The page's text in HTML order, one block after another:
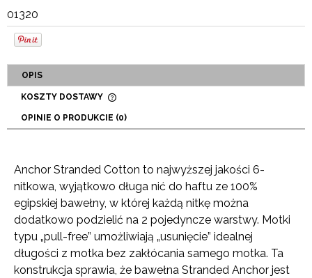
01320
OPIS
KOSZTY DOSTAWY
PŁATNOŚCI
OPINIE O PRODUKCIE (0)
Anchor Stranded Cotton to najwyższej jakości 6-
nitkowa, wyjątkowo długa nić do haftu ze 100%
egipskiej bawełny, w której każdą nitkę można
dodatkowo podzielić na 2 pojedyncze warstwy. Motki
typu „pull-free” umożliwiają „usunięcie” idealnej
długości z motka bez zakłócania samego motka. Ta
konstrukcja sprawia, że ​​bawełna Stranded Anchor jest